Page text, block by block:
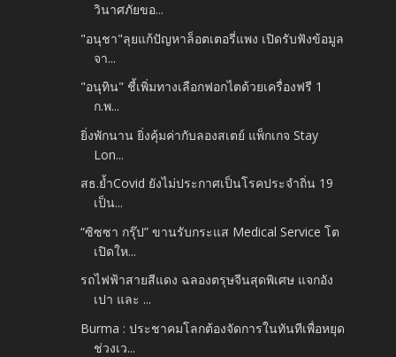
วินาศภัยขอ...
"อนุชา"ลุยแก้ปัญหาล็อตเตอรี่แพง เปิดรับฟังข้อมูล
จา...
"อนุทิน" ชี้เพิ่มทางเลือกฟอกไตด้วยเครื่องฟรี 1
ก.พ...
ยิ่งพักนาน ยิ่งคุ้มค่ากับลองสเตย์ แพ็กเกจ Stay
Lon...
สธ.ย้ำCovid ยังไม่ประกาศเป็นโรคประจำถิ่น 19
เป็น...
“ซิซซา กรุ๊ป” ขานรับกระแส Medical Service โต
เปิดให...
รถไฟฟ้าสายสีแดง ฉลองตรุษจีนสุดพิเศษ แจกอัง
เปา และ ...
Burma : ประชาคมโลกต้องจัดการในทันทีเพื่อหยุด
ช่วงเว...